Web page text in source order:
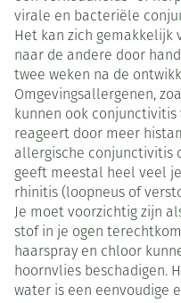
virale en bacteriële
Het kan zich gemakkelijk
naar de andere door
twee weken na de
Omgevingsallergenen,
kunnen ook conjunctivitis
reageert door meer
allergische conjunctivitis
geeft meestal heel veel
rhinitis (loopneus of
Je moet voorzichtig zijn
stof in je ogen
haarspray en chloor
hoornvlies beschadigen.
water is een eenvoudige